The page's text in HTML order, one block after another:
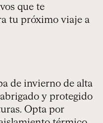
que te
tu próximo viaje a
de invierno de alta
y protegido
Opta por